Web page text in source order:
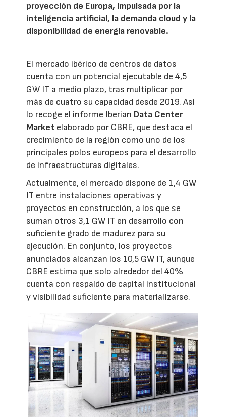
proyección de Europa, impulsada por la
inteligencia artificial, la demanda cloud y la
disponibilidad de energía renovable.
El mercado ibérico de centros de datos
cuenta con un potencial ejecutable de 4,5
GW IT a medio plazo, tras multiplicar por
más de cuatro su capacidad desde 2019. Así
lo recoge el informe Iberian Data Center
Market elaborado por CBRE, que destaca el
crecimiento de la región como uno de los
principales polos europeos para el desarrollo
de infraestructuras digitales.
Actualmente, el mercado dispone de 1,4 GW
IT entre instalaciones operativas y
proyectos en construcción, a los que se
suman otros 3,1 GW IT en desarrollo con
suficiente grado de madurez para su
ejecución. En conjunto, los proyectos
anunciados alcanzan los 10,5 GW IT, aunque
CBRE estima que solo alrededor del 40%
cuenta con respaldo de capital institucional
y visibilidad suficiente para materializarse.